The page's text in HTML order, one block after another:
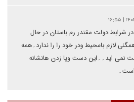
در شرابط دولت مقتدر رم باستان در حال
لازم بامحیط ودر خود را را ندارد۔همه
نمی اید۔۔این دست وپا زدن هانشانه